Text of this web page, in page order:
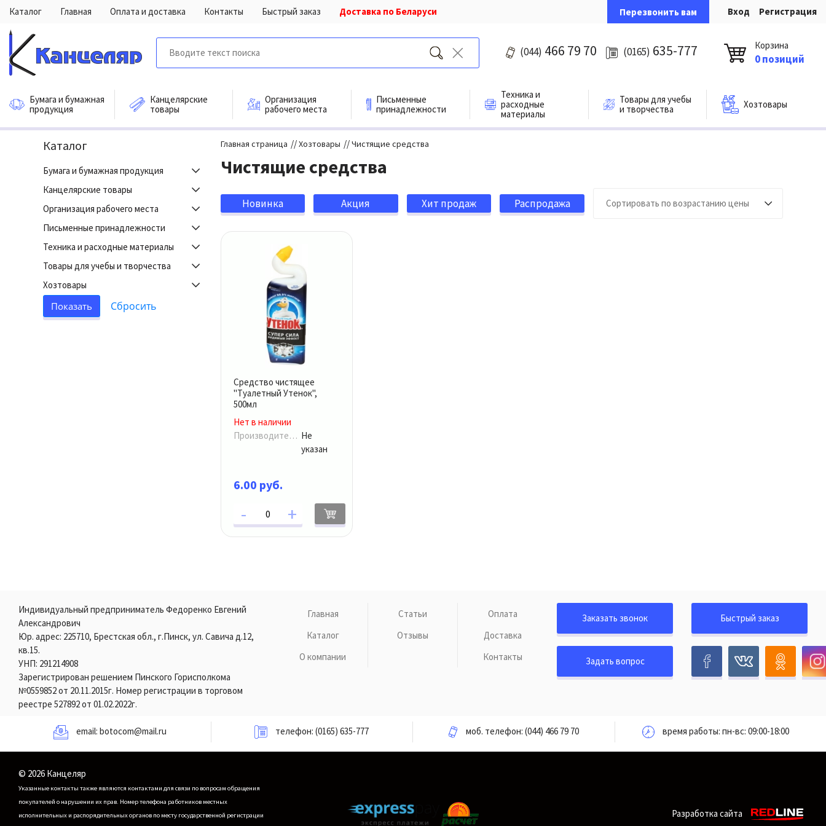
Каталог Главная Оплата и доставка Контакты Быстрый заказ Доставка по Беларуси Перезвонить вам Вход Регистрация
(044) 466 79 70 (0165) 635-777 Корзина
0 позиций
Бумага и бумажная
продукция
Канцелярские
товары
Организация
рабочего места
Письменные
принадлежности
Техника и
расходные
материалы
Товары для учебы
и творчества
Хозтовары
Каталог
Бумага и бумажная продукция
Канцелярские товары
Организация рабочего места
Письменные принадлежности
Техника и расходные материалы
Товары для учебы и творчества
Хозтовары
Главная страница //Хозтовары //Чистящие средства
Чистящие средства
Новинка Акция Хит продаж Распродажа
Средство чистящее
"Туалетный Утенок",
500мл
Нет в наличии
Производитель: Не
указан
6.00 руб.
Индивидуальный предприниматель Федоренко Евгений
Александрович
Юр. адрес: 225710, Брестская обл., г.Пинск, ул. Савича д.12,
кв.15.
УНП: 291214908
Зарегистрирован решением Пинского Горисполкома
№0559852 от 20.11.2015г. Номер регистрации в торговом
реестре 527892 от 01.02.2022г.
Главная
Каталог
О компании
Статьи
Отзывы
Оплата
Доставка
Контакты
Заказать звонок
Задать вопрос
Быстрый заказ
email: botocom@mail.ru телефон:(0165) 635-777 моб. телефон:(044) 466 79 70 время работы: пн-вс: 09:00-18:00
© 2026 Канцеляр
Указанные контакты также являются контактами для связи по вопросам обращения
покупателей о нарушении их прав. Номер телефона работников местных
исполнительных и распорядительных органов по месту государственной регистрации
Разработка сайта